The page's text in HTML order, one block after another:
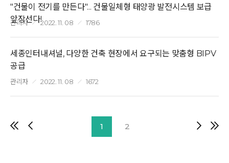
"건물이 전기를 만든다"... 건물일체형 태양광 발전시스템 보급
앞장선다!
관리자 2022. 11. 08 1786
세종인터내셔널, 다양한 건축 현장에서 요구되는 맞춤형 BIPV
공급
관리자 2022. 11. 08 1672
1 2